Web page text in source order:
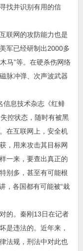
找并识别有用的信
网的攻防能力也是
军已经研制出2000多
马”等。在硬杀伤网络
脉冲弹、次声波武器
息技术杂志《红鲱
控状态，随时有被黑
在互联网上，安全机
，用来攻击其目标网
一来，要查出真正的
别多，甚至有可能根
，各国都有可能被“栽
的。秦刚13日在记者
是违法的。近年来，
法规，刑法中对此也